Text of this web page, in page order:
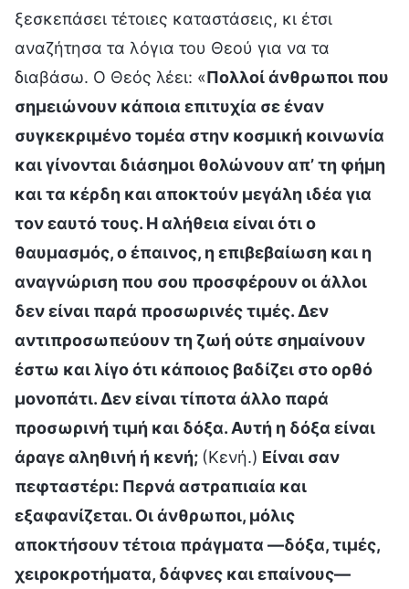
ξεσκεπάσει τέτοιες καταστάσεις, κι έτσι
αναζήτησα τα λόγια του Θεού για να τα
διαβάσω. Ο Θεός λέει: «Πολλοί άνθρωποι που
σημειώνουν κάποια επιτυχία σε έναν
συγκεκριμένο τομέα στην κοσμική κοινωνία
και γίνονται διάσημοι θολώνουν απ’ τη φήμη
και τα κέρδη και αποκτούν μεγάλη ιδέα για
τον εαυτό τους. Η αλήθεια είναι ότι ο
θαυμασμός, ο έπαινος, η επιβεβαίωση και η
αναγνώριση που σου προσφέρουν οι άλλοι
δεν είναι παρά προσωρινές τιμές. Δεν
αντιπροσωπεύουν τη ζωή ούτε σημαίνουν
έστω και λίγο ότι κάποιος βαδίζει στο ορθό
μονοπάτι. Δεν είναι τίποτα άλλο παρά
προσωρινή τιμή και δόξα. Αυτή η δόξα είναι
άραγε αληθινή ή κενή; (Κενή.) Είναι σαν
πεφταστέρι: Περνά αστραπιαία και
εξαφανίζεται. Οι άνθρωποι, μόλις
αποκτήσουν τέτοια πράγματα —δόξα, τιμές,
χειροκροτήματα, δάφνες και επαίνους—